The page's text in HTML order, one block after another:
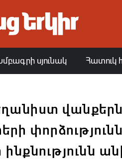
սյունակ Հատուկ
վանքերն